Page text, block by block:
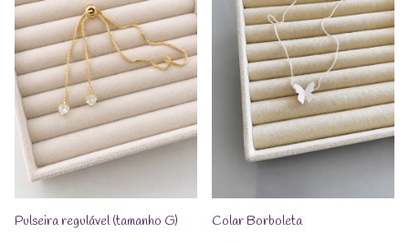
Pulseira regulável (tamanho G) Colar Borboleta